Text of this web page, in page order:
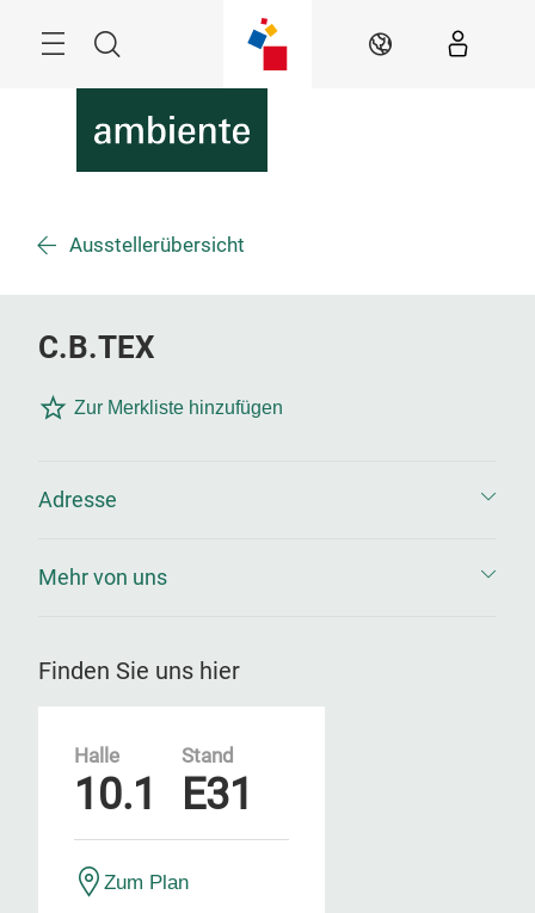
Suche DE
Ausstellerübersicht
C.B.TEX
Zur Merkliste hinzufügen
Adresse
Mehr von uns
Finden Sie uns hier
Halle
10.1
Stand
E31
Zum Plan